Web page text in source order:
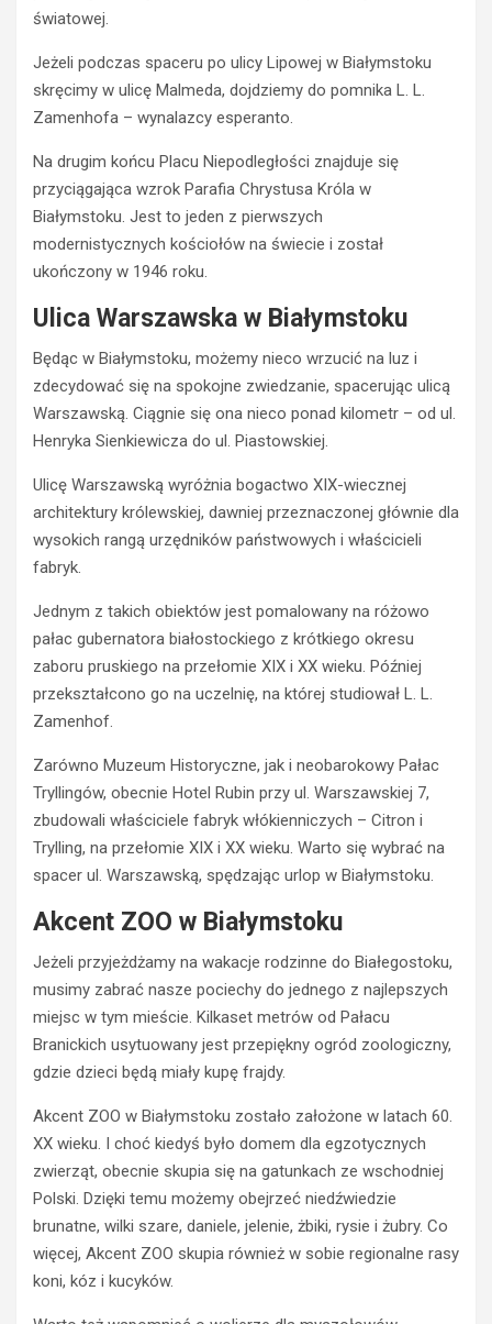
światowej.
Jeżeli podczas spaceru po ulicy Lipowej w Białymstoku
skręcimy w ulicę Malmeda, dojdziemy do pomnika L. L.
Zamenhofa – wynalazcy esperanto.
Na drugim końcu Placu Niepodległości znajduje się
przyciągająca wzrok Parafia Chrystusa Króla w
Białymstoku. Jest to jeden z pierwszych
modernistycznych kościołów na świecie i został
ukończony w 1946 roku.
Ulica Warszawska w Białymstoku
Będąc w Białymstoku, możemy nieco wrzucić na luz i
zdecydować się na spokojne zwiedzanie, spacerując ulicą
Warszawską. Ciągnie się ona nieco ponad kilometr – od ul.
Henryka Sienkiewicza do ul. Piastowskiej.
Ulicę Warszawską wyróżnia bogactwo XIX-wiecznej
architektury królewskiej, dawniej przeznaczonej głównie dla
wysokich rangą urzędników państwowych i właścicieli
fabryk.
Jednym z takich obiektów jest pomalowany na różowo
pałac gubernatora białostockiego z krótkiego okresu
zaboru pruskiego na przełomie XIX i XX wieku. Później
przekształcono go na uczelnię, na której studiował L. L.
Zamenhof.
Zarówno Muzeum Historyczne, jak i neobarokowy Pałac
Tryllingów, obecnie Hotel Rubin przy ul. Warszawskiej 7,
zbudowali właściciele fabryk włókienniczych – Citron i
Trylling, na przełomie XIX i XX wieku. Warto się wybrać na
spacer ul. Warszawską, spędzając urlop w Białymstoku.
Akcent ZOO w Białymstoku
Jeżeli przyjeżdżamy na wakacje rodzinne do Białegostoku,
musimy zabrać nasze pociechy do jednego z najlepszych
miejsc w tym mieście. Kilkaset metrów od Pałacu
Branickich usytuowany jest przepiękny ogród zoologiczny,
gdzie dzieci będą miały kupę frajdy.
Akcent ZOO w Białymstoku zostało założone w latach 60.
XX wieku. I choć kiedyś było domem dla egzotycznych
zwierząt, obecnie skupia się na gatunkach ze wschodniej
Polski. Dzięki temu możemy obejrzeć niedźwiedzie
brunatne, wilki szare, daniele, jelenie, żbiki, rysie i żubry. Co
więcej, Akcent ZOO skupia również w sobie regionalne rasy
koni, kóz i kucyków.